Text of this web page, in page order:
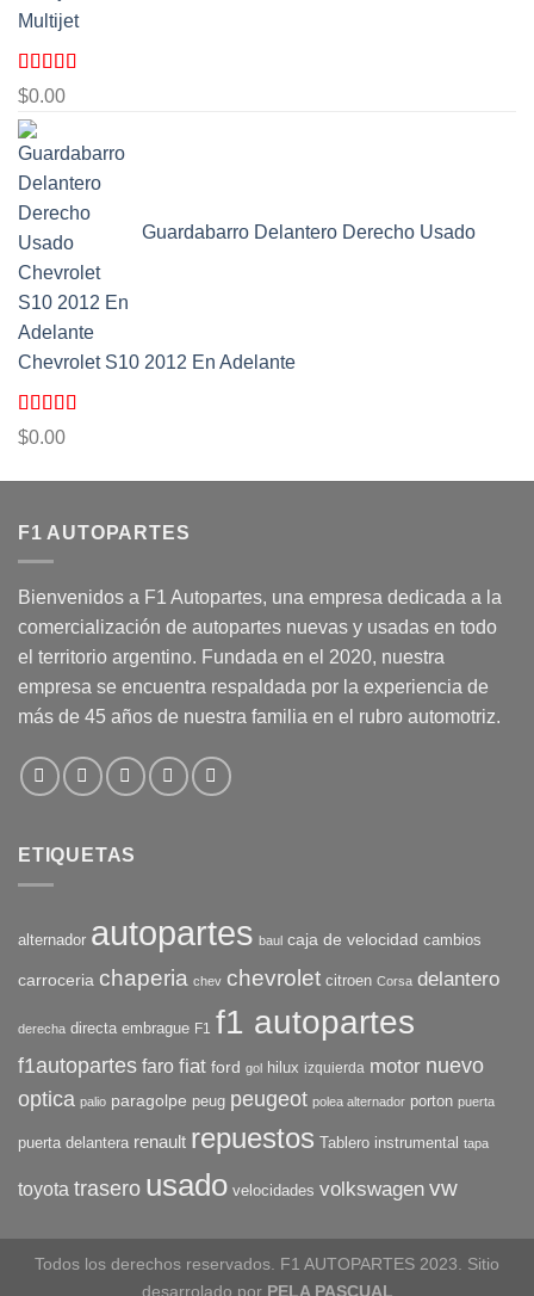
Multijet
Valorado
con5.00
5
$0.00
Guardabarro Delantero Derecho Usado
Chevrolet S10 2012 En Adelante
Valorado
con5.00
$0.00
F1 AUTOPARTES
Bienvenidos a F1 Autopartes, una empresa dedicada a la
comercialización de autopartes nuevas y usadas en todo
el territorio argentino. Fundada en el 2020, nuestra
empresa se encuentra respaldada por la experiencia de
más de 45 años de nuestra familia en el rubro automotriz.
ETIQUETAS
alternador autopartes baul caja de velocidad cambios
carroceria chaperia chev chevrolet citroen Corsa delantero
derecha directa embrague F1 f1 autopartes
f1autopartes faro fiat ford gol hilux izquierda motor nuevo
optica palio paragolpe peug peugeot polea alternador porton puerta
puerta delantera renault repuestos Tablero instrumental tapa
toyota trasero usado velocidades volkswagen vw
Todos los derechos reservados. F1 AUTOPARTES 2023. Sitio
desarrolado por PELA PASCUAL